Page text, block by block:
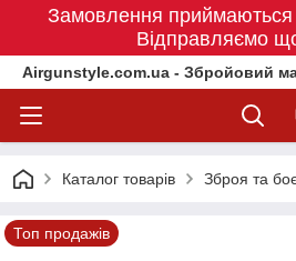
Замовлення приймаються
Відправляємо
Airgunstyle.com.ua - Збройовий
Каталог товарів Зброя та
Топ продажів